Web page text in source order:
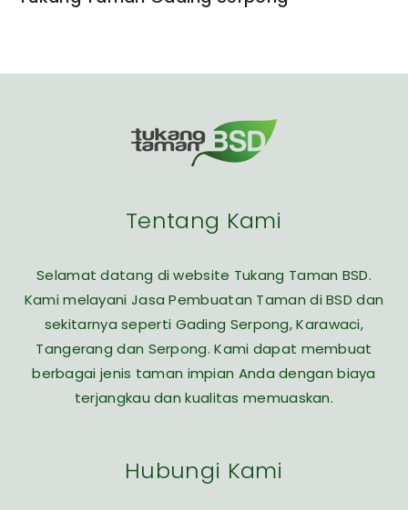
Tentang Kami
Selamat datang di website Tukang Taman BSD.
Kami melayani Jasa Pembuatan Taman di BSD dan
sekitarnya seperti Gading Serpong, Karawaci,
Tangerang dan Serpong. Kami dapat membuat
berbagai jenis taman impian Anda dengan biaya
terjangkau dan kualitas memuaskan.
Hubungi Kami